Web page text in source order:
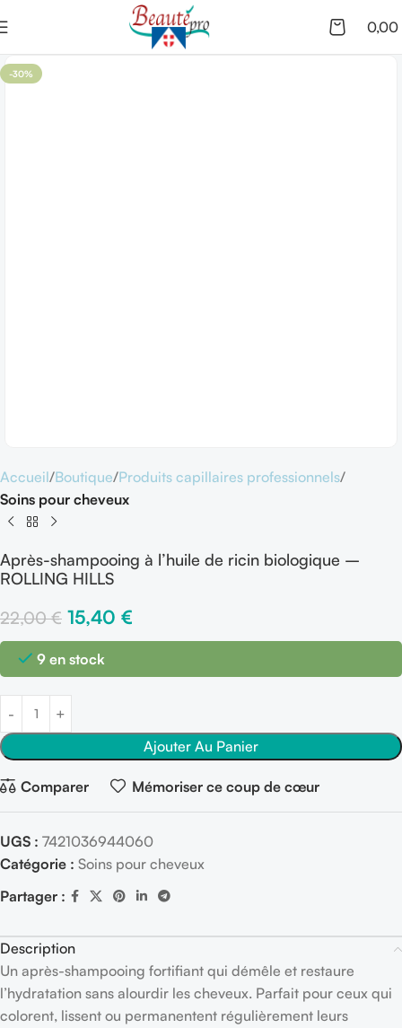
0,00
-30%
Accueil Boutique Produits capillaires professionnels
Soins pour cheveux
Après-shampooing à l’huile de ricin biologique –
ROLLING HILLS
22,00€ 15,40 €
9 en stock
Ajouter Au Panier
Comparer Mémoriser ce coup de cœur
UGS : 7421036944060
Catégorie : Soins pour cheveux
Partager :
Description
Un après-shampooing fortifiant qui démêle et restaure
l’hydratation sans alourdir les cheveux. Parfait pour ceux qui
colorent, lissent ou permanentent régulièrement leurs